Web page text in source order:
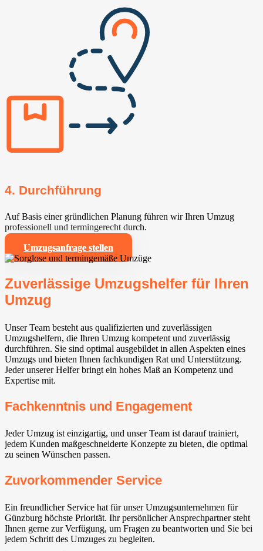
4. Durchführung
Auf Basis einer gründlichen Planung führen wir Ihren Umzug
professionell und termingerecht durch.
Umzugsanfrage stellen
Zuverlässige Umzugshelfer für Ihren
Umzug
Unser Team besteht aus qualifizierten und zuverlässigen
Umzugshelfern, die Ihren Umzug kompetent und zuverlässig
durchführen. Sie sind optimal ausgebildet in allen Aspekten eines
Umzugs und bieten Ihnen fachkundigen Rat und Unterstützung.
Jeder unserer Helfer bringt ein hohes Maß an Kompetenz und
Expertise mit.
Fachkenntnis und Engagement
Jeder Umzug ist einzigartig, und unser Team ist darauf trainiert,
jedem Kunden maßgeschneiderte Konzepte zu bieten, die optimal
zu seinen Wünschen passen.
Zuvorkommender Service
Ein freundlicher Service hat für unser Umzugsunternehmen für
Günzburg höchste Priorität. Ihr persönlicher Ansprechpartner steht
Ihnen gerne zur Verfügung, um Fragen zu beantworten und Sie bei
jedem Schritt des Umzuges zu begleiten.